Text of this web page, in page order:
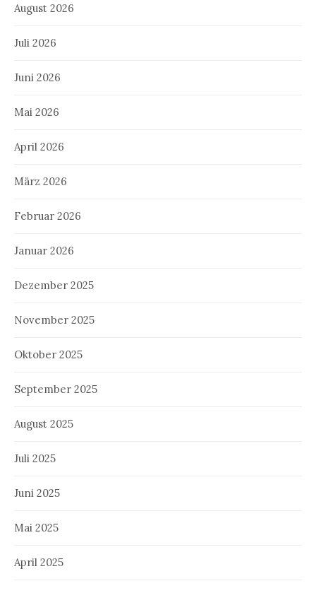
August 2026
Juli 2026
Juni 2026
Mai 2026
April 2026
März 2026
Februar 2026
Januar 2026
Dezember 2025
November 2025
Oktober 2025
September 2025
August 2025
Juli 2025
Juni 2025
Mai 2025
April 2025